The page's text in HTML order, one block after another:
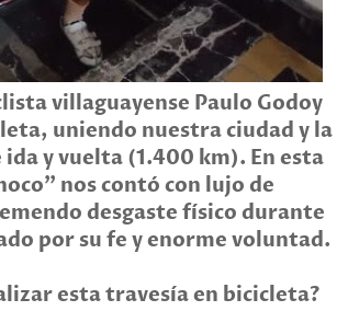
villaguayense Paulo Godoy
uniendo nuestra ciudad y la
y vuelta (1.400 km). En esta
nos contó con lujo de
desgaste físico durante
por su fe y enorme voluntad.
esta travesía en bicicleta?